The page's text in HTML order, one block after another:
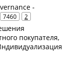
-
7460 2
покупателя,